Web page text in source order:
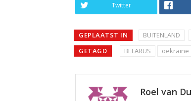
Twitter
GEPLAATST IN BUITENLAND
GETAGD
BELARUS oekraïne
Roel van